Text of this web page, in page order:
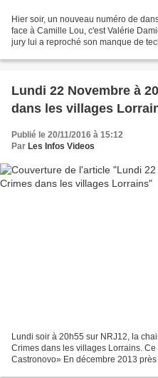
Hier soir, un nouveau numéro de
face à Camille Lou, c'est Valérie
jury lui a reproché son manque de
Lundi 22 Novembre à
dans les villages
Publié le 20/11/2016 à 15:12
Par Les Infos Videos
Lundi soir à 20h55 sur NRJ12, la
Crimes dans les villages Lorrains.
Castronovo» En décembre 2013